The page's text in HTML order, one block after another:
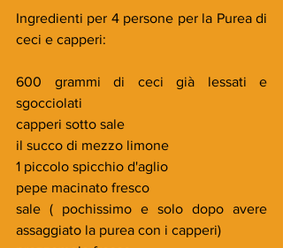
Ingredienti per 4 persone per la Purea di
ceci e capperi:
600 grammi di ceci già lessati e
sgocciolati
capperi sotto sale
il succo di mezzo limone
1 piccolo spicchio d'aglio
pepe macinato fresco
sale ( pochissimo e solo dopo avere
assaggiato la purea con i capperi)